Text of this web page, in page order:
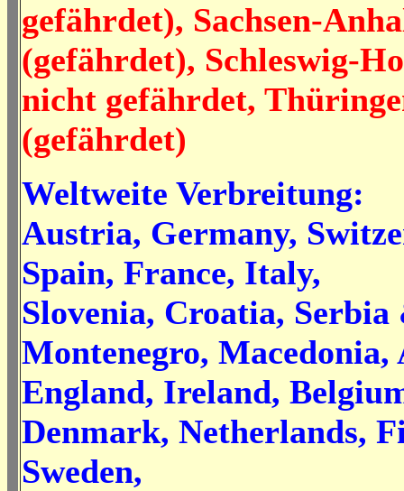
gefährdet), Sachsen-
(gefährdet), Schleswig-
nicht gefährdet,
(gefährdet)
Weltweite Verbreitung:
Austria, Germany,
Spain, France, Italy,
Slovenia, Croatia, Serbia
Montenegro,
England, Ireland,
Denmark, Netherlands,
Sweden,